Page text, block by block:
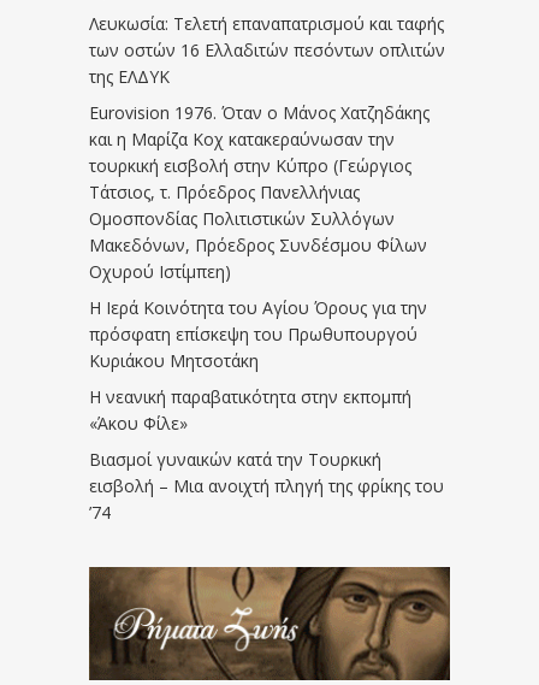
Λευκωσία: Τελετή επαναπατρισμού και ταφής
των οστών 16 Ελλαδιτών πεσόντων οπλιτών
της ΕΛΔΥΚ
Eurovision 1976. Όταν ο Μάνος Χατζηδάκης
και η Μαρίζα Κοχ κατακεραύνωσαν την
τουρκική εισβολή στην Κύπρο (Γεώργιος
Τάτσιος, τ. Πρόεδρος Πανελλήνιας
Ομοσπονδίας Πολιτιστικών Συλλόγων
Μακεδόνων, Πρόεδρος Συνδέσμου Φίλων
Οχυρού Ιστίμπεη)
Η Ιερά Κοινότητα του Αγίου Όρους για την
πρόσφατη επίσκεψη του Πρωθυπουργού
Κυριάκου Μητσοτάκη
Η νεανική παραβατικότητα στην εκπομπή
«Άκου Φίλε»
Βιασμοί γυναικών κατά την Τουρκική
εισβολή – Μια ανοιχτή πληγή της φρίκης του
’74